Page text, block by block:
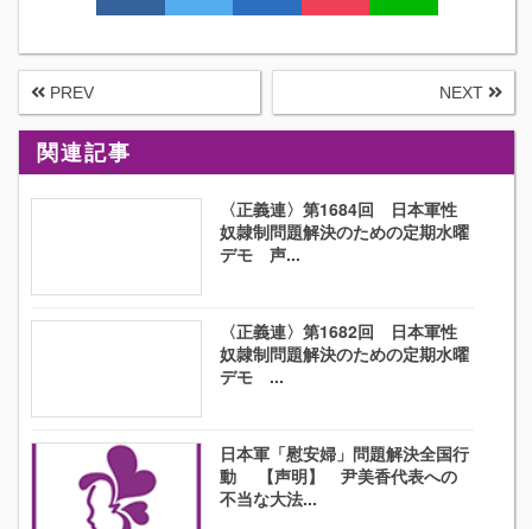
PREV NEXT
関連記事
〈正義連〉第1684回 日本軍性
奴隷制問題解決のための定期水曜
デモ 声...
〈正義連〉第1682回 日本軍性
奴隷制問題解決のための定期水曜
デモ ...
日本軍「慰安婦」問題解決全国行
動 【声明】 尹美香代表への
不当な大法...